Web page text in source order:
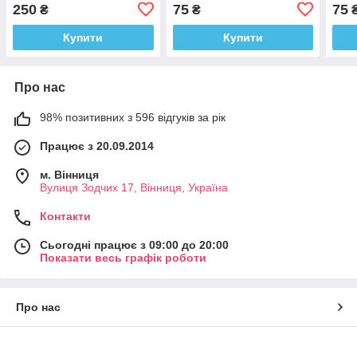
250 ₴
Купити
75₴
Купити
75
Про нас
98% позитивних з 596 відгуків за рік
Працює з 20.09.2014
м. Вінниця
Вулиця Зодчих 17, Вінниця, Україна
Контакти
Сьогодні працює з 09:00 до 20:00
Показати весь графік роботи
Про нас